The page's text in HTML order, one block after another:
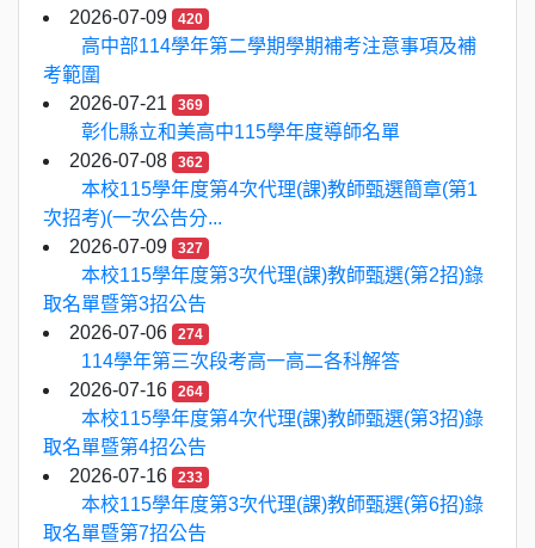
2026-07-09
420
高中部114學年第二學期學期補考注意事項及補
考範圍
2026-07-21
369
彰化縣立和美高中115學年度導師名單
2026-07-08
362
本校115學年度第4次代理(課)教師甄選簡章(第1
次招考)(一次公告分...
2026-07-09
327
本校115學年度第3次代理(課)教師甄選(第2招)錄
取名單暨第3招公告
2026-07-06
274
114學年第三次段考高一高二各科解答
2026-07-16
264
本校115學年度第4次代理(課)教師甄選(第3招)錄
取名單暨第4招公告
2026-07-16
233
本校115學年度第3次代理(課)教師甄選(第6招)錄
取名單暨第7招公告